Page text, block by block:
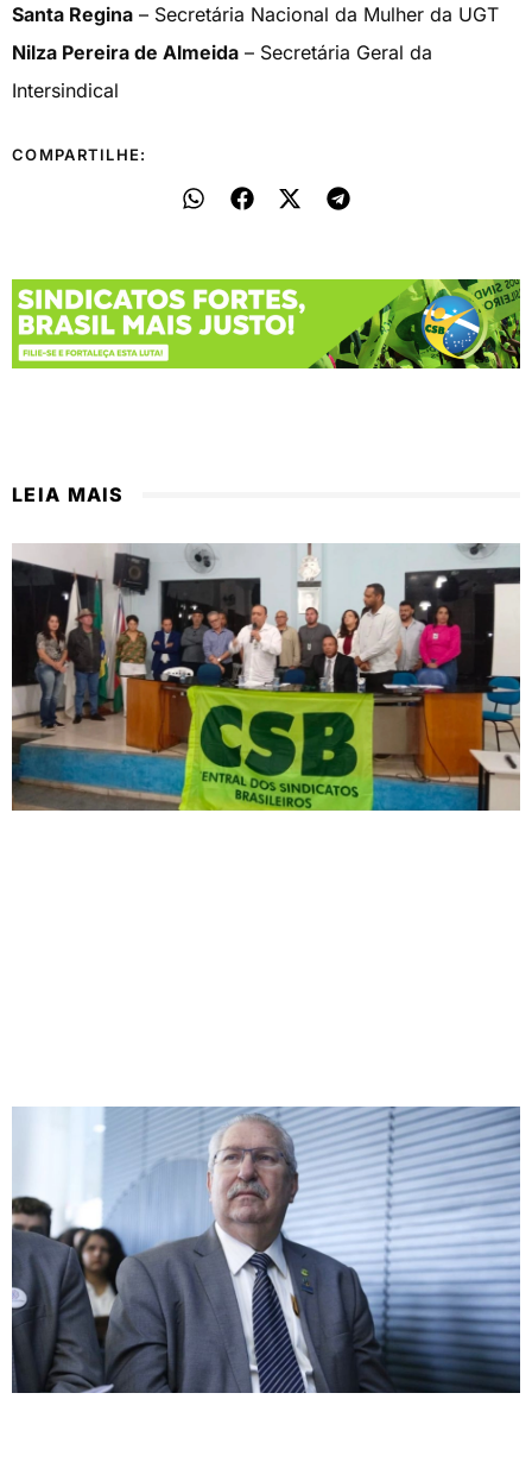
Santa Regina – Secretária Nacional da Mulher da UGT
Nilza Pereira de Almeida – Secretária Geral da
Intersindical
COMPARTILHE:
LEIA MAIS